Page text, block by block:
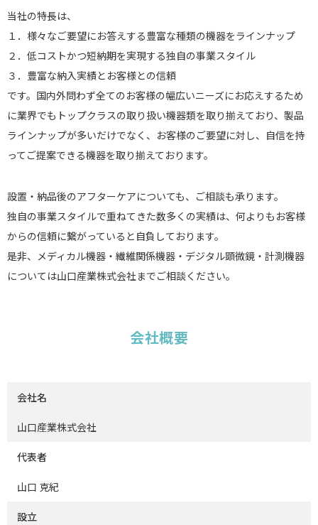
当社の特長は、
１．様々なご要望にお答えする豊富な種類の機器をラインナップ
２．低コストかつ短納期を実現する独自の事業スタイル
３．豊富な納入実績とお客様との信頼
です。国内外問わず全てのお客様の幅広いニーズにお応えするため
に業界でもトップクラスの取り扱い機器類を取り揃えており、製品
ラインナップが多いだけでなく、お客様のご要望に対し、自信を持
ってご提案できる機器を取り揃えております。
設置・納品後のアフターケアについても、ご相談も承ります。
独自の事業スタイルで重ねてきた数多くの実績は、何よりもお客様
からの信頼に繋がっていると自負しております。
是非、メディカル機器・繊維関係機器・デジタル顕微鏡・計測機器
については山口産業株式会社までご相談ください。
会社概要
会社名
山口産業株式会社
代表者
山口 克紀
設立